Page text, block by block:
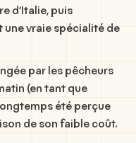
d’Italie, puis
une vraie spécialité de
par les pêcheurs
(en tant que
été perçue
de son faible coût.